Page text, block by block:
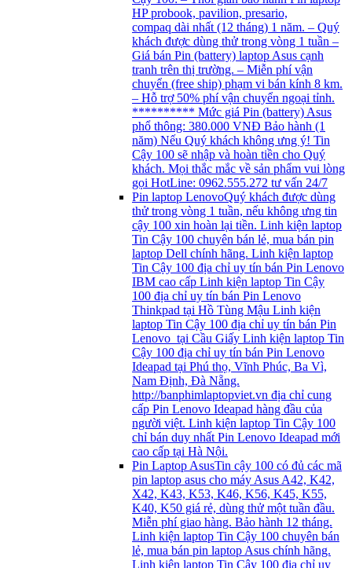
HP probook, pavilion, presario,
compaq dài nhất (12 tháng) 1 năm. – Quý
khách được dùng thử trong vòng 1 tuần –
Giá bán Pin (battery) laptop Asus cạnh
tranh trên thị trường. – Miễn phí vận
chuyển (free ship) phạm vi bán kính 8 km.
– Hỗ trợ 50% phí vận chuyển ngoại tỉnh.
********** Mức giá Pin (battery) Asus
phổ thông: 380.000 VNĐ Bảo hành (1
năm) Nếu Quý khách không ưng ý! Tin
Cậy 100 sẽ nhập và hoàn tiền cho Quý
khách. Mọi thắc mắc về sản phẩm vui lòng
gọi HotLine: 0962.555.272 tư vấn 24/7
Pin laptop LenovoQuý khách được dùng
thử trong vòng 1 tuần, nếu không ưng tin
cậy 100 xin hoàn lại tiền. Linh kiện laptop
Tin Cậy 100 chuyên bán lẻ, mua bán pin
laptop Dell chính hãng. Linh kiện laptop
Tin Cậy 100 địa chỉ uy tín bán Pin Lenovo
IBM cao cấp Linh kiện laptop Tin Cậy
100 địa chỉ uy tín bán Pin Lenovo
Thinkpad tại Hồ Tùng Mậu Linh kiện
laptop Tin Cậy 100 địa chỉ uy tín bán Pin
Lenovo tại Cầu Giấy Linh kiện laptop Tin
Cậy 100 địa chỉ uy tín bán Pin Lenovo
Ideapad tại Phú thọ, Vĩnh Phúc, Ba Vì,
Nam Định, Đà Nẵng.
http://banphimlaptopviet.vn địa chỉ cung
cấp Pin Lenovo Ideapad hàng đầu của
người việt. Linh kiện laptop Tin Cậy 100
chỉ bán duy nhất Pin Lenovo Ideapad mới
cao cấp tại Hà Nội.
Pin Laptop AsusTin cậy 100 có đủ các mã
pin laptop asus cho máy Asus A42, K42,
X42, K43, K53, K46, K56, K45, K55,
K40, K50 giá rẻ, dùng thử một tuần đầu.
Miễn phí giao hàng. Bảo hành 12 tháng.
Linh kiện laptop Tin Cậy 100 chuyên bán
lẻ, mua bán pin laptop Asus chính hãng.
Linh kiện laptop Tin Cậy 100 địa chỉ uy